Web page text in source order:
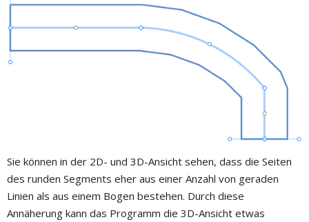
Sie können in der 2D- und 3D-Ansicht sehen, dass die Seiten
des runden Segments eher aus einer Anzahl von geraden
Linien als aus einem Bogen bestehen. Durch diese
Annäherung kann das Programm die 3D-Ansicht etwas